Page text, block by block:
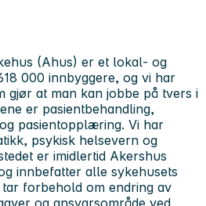
(Ahus) er et lokal- og
000 innbyggere, og vi har
gjør at man kan jobbe på tvers i
er pasientbehandling,
pasientopplæring. Vi har
psykisk helsevern og
er imidlertid Akershus
innbefatter alle sykehusets
forbehold om endring av
og ansvarsområde ved